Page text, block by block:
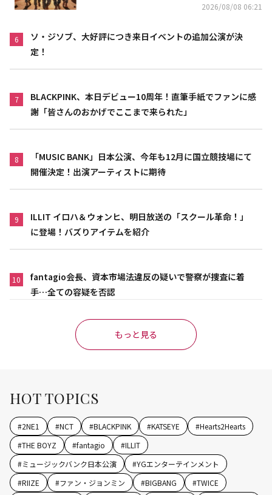
2026/08/08 06:21
6
ソ・ジソブ、大好評につき来日イベントの追加公演が決
定！
7
BLACKPINK、本日デビュー10周年！直筆手紙でファンに感
謝「皆さんのおかげでここまで来られた」
8
「MUSIC BANK」日本公演、今年も12月に国立競技場にて
開催決定！出演アーティストに期待
9
ILLIT イロハ＆ウォンヒ、明日放送の「スクール革命！」
に登場！バズりアイテムを紹介
10
fantagio会長、資本市場法違反の疑いで警察が捜査に着
手…全ての容疑を否認
もっと見る
HOT TOPICS
#2NE1 #NCT #BLACKPINK #KATSEYE #Hearts2Hearts
#THE BOYZ #fantagio #ILLIT
#ミュージックバンク日本公演 #YGエンターテインメント
#RIIZE #ファン・ジョンミン #BIGBANG #TWICE